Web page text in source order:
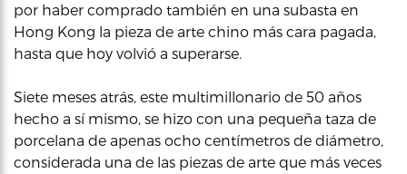
por haber comprado también en una subasta en
Hong Kong la pieza de arte chino más cara pagada,
hasta que hoy volvió a superarse.
Siete meses atrás, este multimillonario de 50 años
hecho a sí mismo, se hizo con una pequeña taza de
porcelana de apenas ocho centímetros de diámetro,
considerada una de las piezas de arte que más veces